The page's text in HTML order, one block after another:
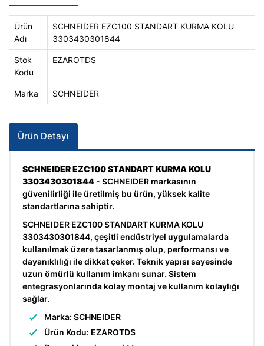
Ürün
Adı
SCHNEIDER EZC100 STANDART KURMA KOLU
3303430301844
Stok
Kodu
EZAROTDS
Marka SCHNEIDER
Ürün Detayı
SCHNEIDER EZC100 STANDART KURMA KOLU
3303430301844 - SCHNEIDER markasının
güvenilirliği ile üretilmiş bu ürün, yüksek kalite
standartlarına sahiptir.
SCHNEIDER EZC100 STANDART KURMA KOLU
3303430301844, çeşitli endüstriyel uygulamalarda
kullanılmak üzere tasarlanmış olup, performansı ve
dayanıklılığı ile dikkat çeker. Teknik yapısı sayesinde
uzun ömürlü kullanım imkanı sunar. Sistem
entegrasyonlarında kolay montaj ve kullanım kolaylığı
sağlar.
Marka: SCHNEIDER
Ürün Kodu: EZAROTDS